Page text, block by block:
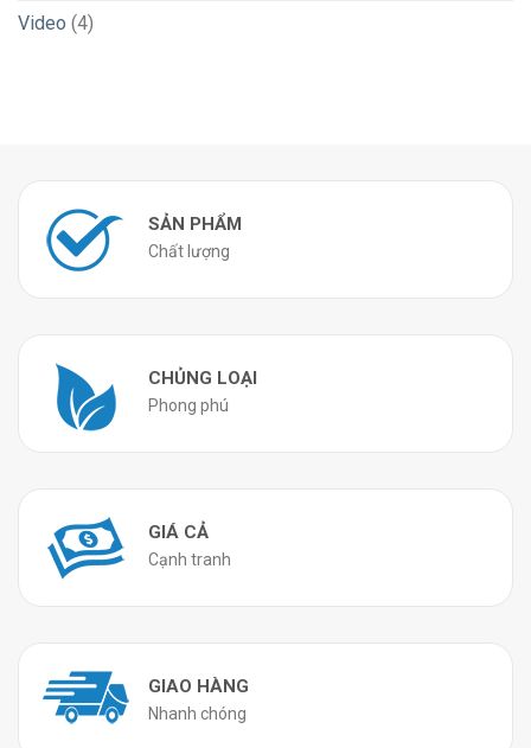
Video (4)
SẢN PHẨM
Chất lượng
CHỦNG LOẠI
Phong phú
GIÁ CẢ
Cạnh tranh
GIAO HÀNG
Nhanh chóng